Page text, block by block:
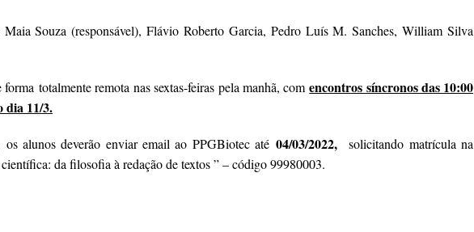
Maia Souza (responsável), Flávio Roberto Garcia, Pedro Luís M. Sanches, William Silva
totalmente remota nas sextas-feiras pela manhã, comencontros síncronos das 10:00
dia 11/3.
os alunos deverão enviar email ao PPGBiotec até 04/03/2022,
solicitando matrícula na
da filosofia à redação de textos ” – código 99980003.